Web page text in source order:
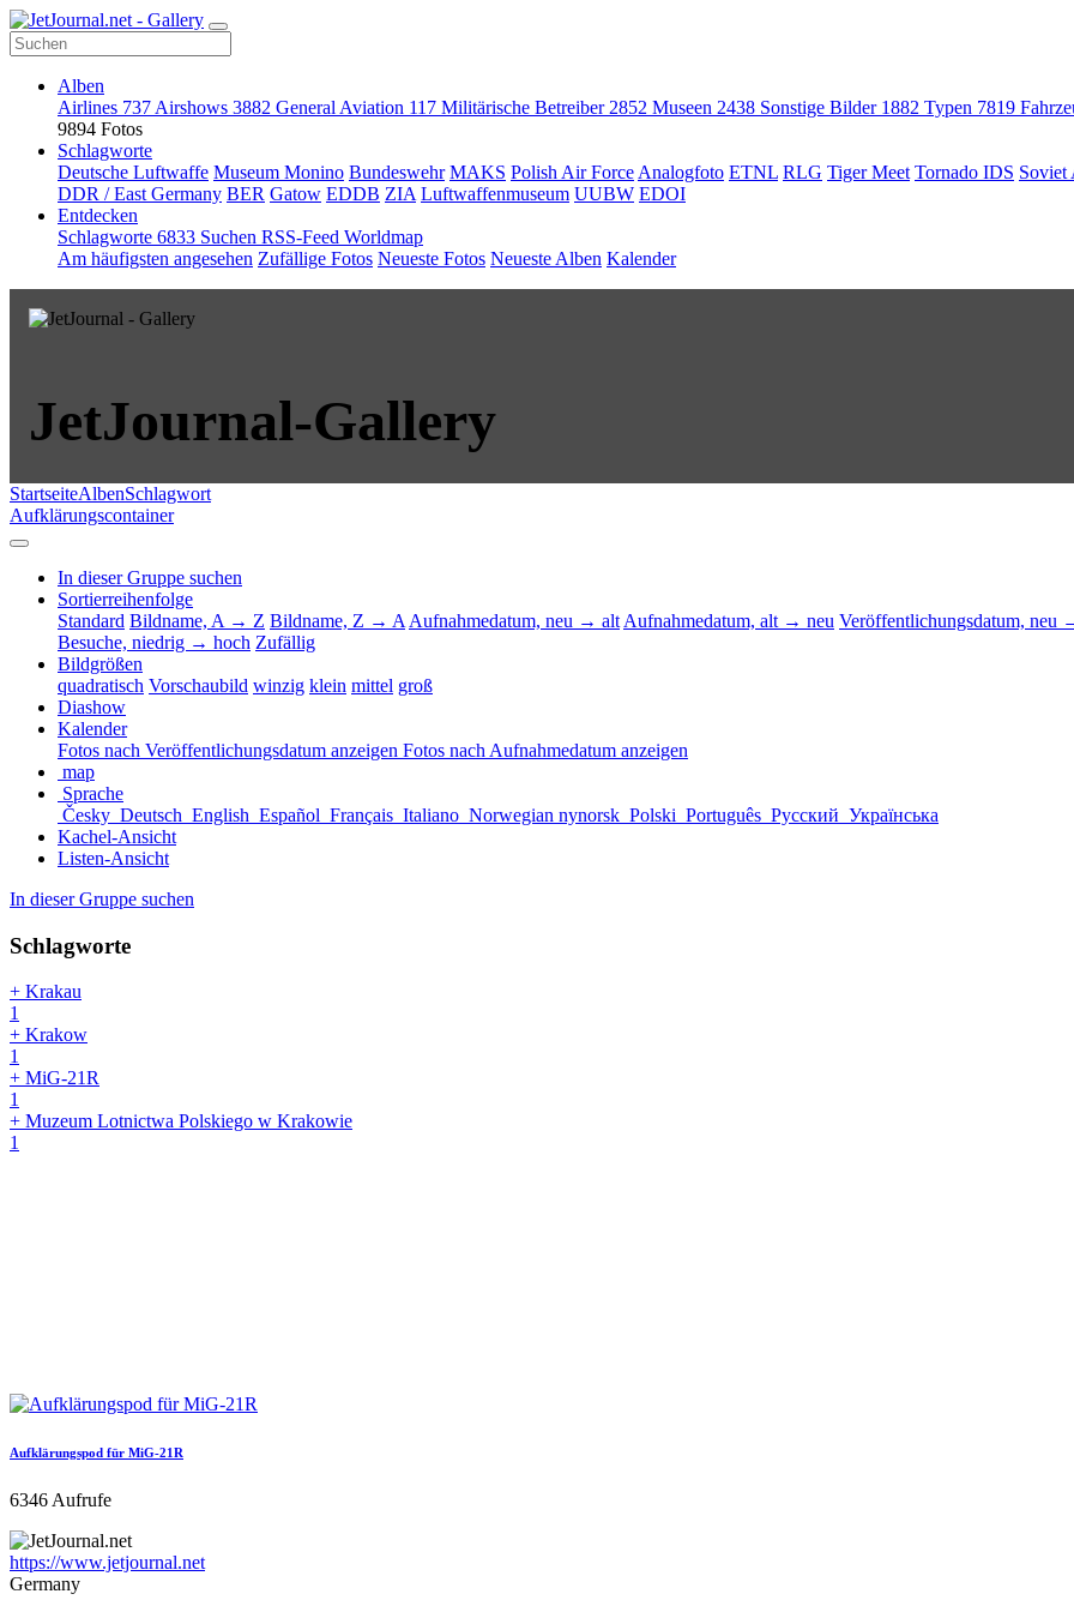
Alben
Airlines 737 Airshows 3882 General Aviation 117 Militärische Betreiber 2852 Museen 2438 Sonstige Bilder 1882 Typen 7819
9894 Fotos
Schlagworte
Deutsche Luftwaffe Museum Monino Bundeswehr MAKS Polish Air Force Analogfoto ETNL RLG Tiger Meet Tornado IDS Soviet
DDR / East Germany BER Gatow EDDB ZIA Luftwaffenmuseum UUBW EDOI
Entdecken
Schlagworte 6833 Suchen RSS-Feed Worldmap
Am häufigsten angesehen Zufällige Fotos Neueste Fotos Neueste Alben Kalender
JetJournal-Gallery
StartseiteAlbenSchlagwort
Aufklärungscontainer
In dieser Gruppe suchen
Sortierreihenfolge
Standard Bildname, A → Z Bildname, Z → A Aufnahmedatum, neu → alt Aufnahmedatum, alt → neu Veröffentlichungsdatum, neu
Besuche, niedrig → hoch Zufällig
Bildgrößen
quadratisch Vorschaubild winzig klein mittel groß
Diashow
Kalender
Fotos nach Veröffentlichungsdatum anzeigen Fotos nach Aufnahmedatum anzeigen
map
Sprache
Česky Deutsch English Español Français Italiano Norwegian nynorsk Polski Português Русский Українська
Kachel-Ansicht
Listen-Ansicht
In dieser Gruppe suchen
Schlagworte
+ Krakau
1
+ Krakow
1
+ MiG-21R
1
+ Muzeum Lotnictwa Polskiego w Krakowie
1
Aufklärungspod für MiG-21R
6346 Aufrufe
https://www.jetjournal.net
Germany